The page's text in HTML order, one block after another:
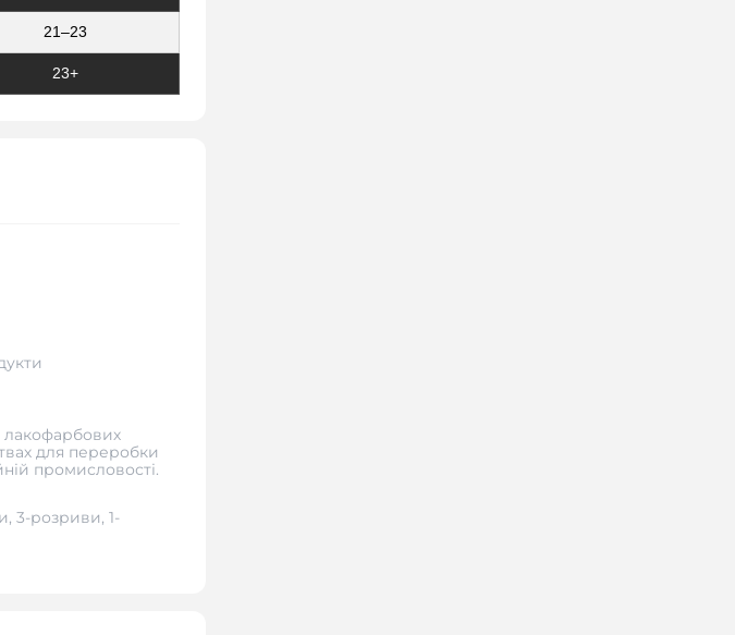
21–23
23+
лакофарбових
для переробки
промисловості.
3-розриви, 1-